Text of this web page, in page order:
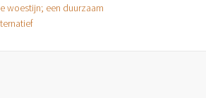
woestijn; een duurzaam